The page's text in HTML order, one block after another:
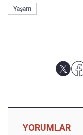
Yaşam
YORUMLAR